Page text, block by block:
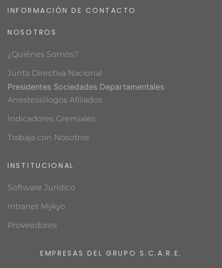
INFORMACIÓN DE CONTACTO
NOSOTROS
¿Quiénes Somos?
Junta Directiva Nacional
Presidentes Sociedades Departamentales
Anestesiólogos Afiliados
Indicadores Gremiales
Trabaja con Nosotros
INSTITUCIONAL
Software Jurídico
Intranet Mykyo
Proveedores
EMPRESAS DEL GRUPO S.C.A.R.E.